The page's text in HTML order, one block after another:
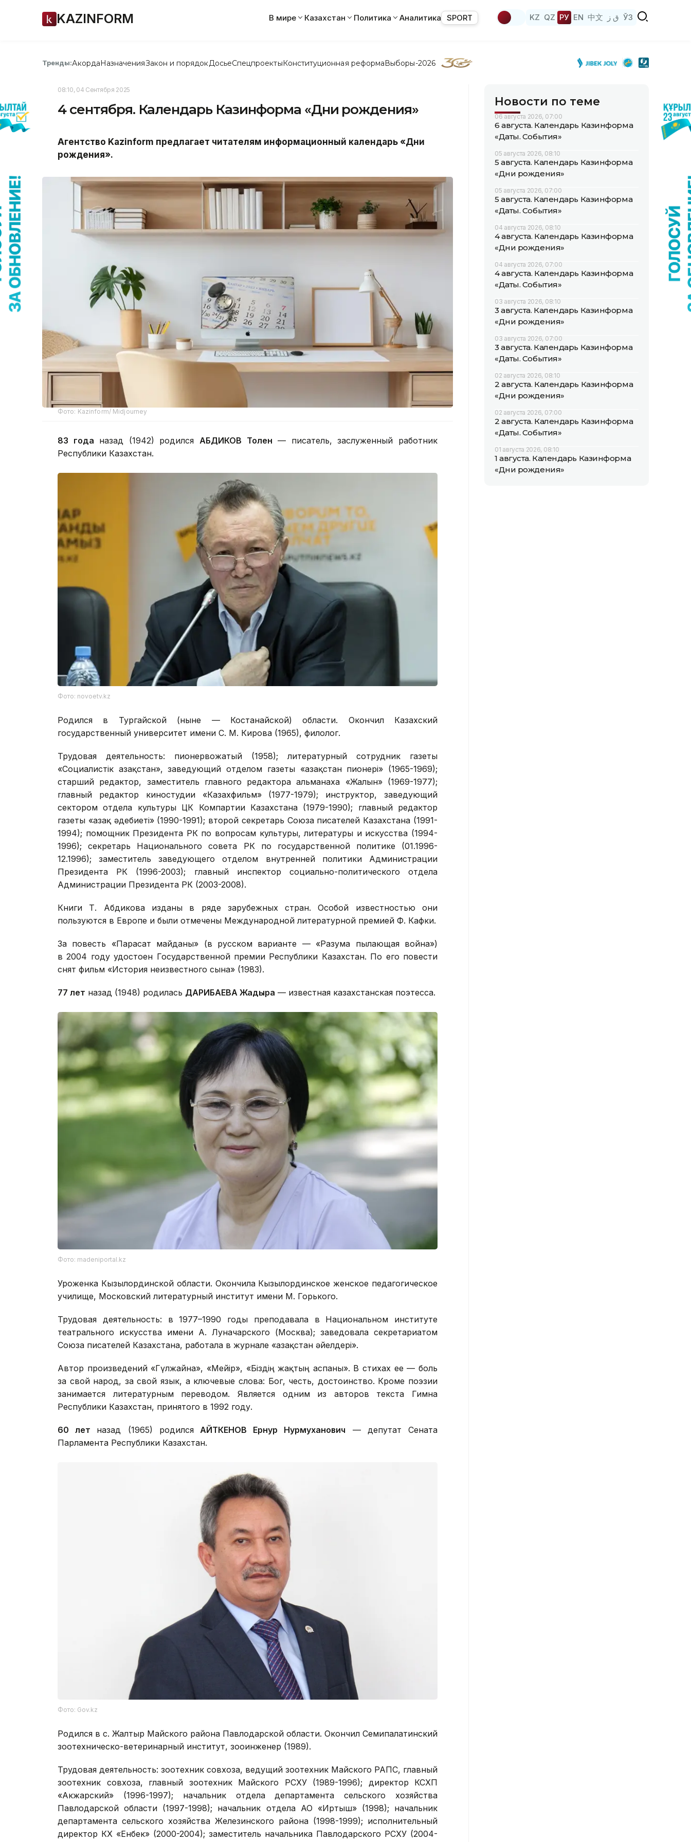
KAZINFORM В мире Казахстан Политика Аналитика SPORT KZ QZ РУ EN 中文 ق ز ЎЗ
Тренды:АкордаНазначенияЗакон и порядок ДосьеСпецпроектыКонституционная реформаВыборы-2026
08:10, 04 Сентября 2025
4 сентября. Календарь Казинформа «Дни рождения»
Агентство Kazinform предлагает читателям информационный календарь «Дни
рождения».
Фото: Kazinform/ Midjourney
83 года назад (1942) родилсяАБДИКОВ Толен — писатель, заслуженный работник
Республики Казахстан.
Фото: novoetv.kz
Родился в Тургайской (ныне — Костанайской) области. Окончил Казахский
государственный университет имени С. М. Кирова (1965), филолог.
Трудовая деятельность: пионервожатый (1958); литературный сотрудник газеты
«Социалистік Қазақстан», заведующий отделом газеты «Қазақстан пионері» (1965-1969);
старший редактор, заместитель главного редактора альманаха «Жалын» (1969-1977);
главный редактор киностудии «Казахфильм» (1977-1979); инструктор, заведующий
сектором отдела культуры ЦК Компартии Казахстана (1979-1990); главный редактор
газеты «Қазақ әдебиеті» (1990-1991); второй секретарь Союза писателей Казахстана (1991-
1994); помощник Президента РК по вопросам культуры, литературы и искусства (1994-
1996); секретарь Национального совета РК по государственной политике (01.1996-
12.1996); заместитель заведующего отделом внутренней политики Администрации
Президента РК (1996-2003); главный инспектор социально-политического отдела
Администрации Президента РК (2003-2008).
Книги Т. Абдикова изданы в ряде зарубежных стран. Особой известностью они
пользуются в Европе и были отмечены Международной литературной премией Ф. Кафки.
За повесть «Парасат майданы» (в русском варианте — «Разума пылающая война»)
в 2004 году удостоен Государственной премии Республики Казахстан. По его повести
снят фильм «История неизвестного сына» (1983).
77 лет назад (1948) родилась ДАРИБАЕВА Жадыра — известная казахстанская поэтесса.
Фото: madeniportal.kz
Уроженка Кызылординской области. Окончила Кызылординское женское педагогическое
училище, Московский литературный институт имени М. Горького.
Трудовая деятельность: в 1977–1990 годы преподавала в Национальном институте
театрального искусства имени А. Луначарского (Москва); заведовала секретариатом
Союза писателей Казахстана, работала в журнале «Қазақстан әйелдері».
Автор произведений «Гүлжайна», «Мейір», «Біздің жақтың аспаны». В стихах ее — боль
за свой народ, за свой язык, а ключевые слова: Бог, честь, достоинство. Кроме поэзии
занимается литературным переводом. Является одним из авторов текста Гимна
Республики Казахстан, принятого в 1992 году.
60 лет назад (1965) родилсяАЙТКЕНОВ Ернур Нурмуханович — депутат Сената
Парламента Республики Казахстан.
Фото: Gov.kz
Родился в с. Жалтыр Майского района Павлодарской области. Окончил Семипалатинский
зоотехническо-ветеринарный институт, зооинженер (1989).
Трудовая деятельность: зоотехник совхоза, ведущий зоотехник Майского РАПС, главный
зоотехник совхоза, главный зоотехник Майского РСХУ (1989-1996); директор КСХП
«Акжарский» (1996-1997); начальник отдела департамента сельского хозяйства
Павлодарской области (1997-1998); начальник отдела АО «Иртыш» (1998); начальник
департамента сельского хозяйства Железинского района (1998-1999); исполнительный
директор КХ «Енбек» (2000-2004); заместитель начальника Павлодарского РСХУ (2004-
Новости по теме
06 августа 2026, 07:00
6 августа. Календарь Казинформа
«Даты. События»
05 августа 2026, 08:10
5 августа. Календарь Казинформа
«Дни рождения»
05 августа 2026, 07:00
5 августа. Календарь Казинформа
«Даты. События»
04 августа 2026, 08:10
4 августа. Календарь Казинформа
«Дни рождения»
04 августа 2026, 07:00
4 августа. Календарь Казинформа
«Даты. События»
03 августа 2026, 08:10
3 августа. Календарь Казинформа
«Дни рождения»
03 августа 2026, 07:00
3 августа. Календарь Казинформа
«Даты. События»
02 августа 2026, 08:10
2 августа. Календарь Казинформа
«Дни рождения»
02 августа 2026, 07:00
2 августа. Календарь Казинформа
«Даты. События»
01 августа 2026, 08:10
1 августа. Календарь Казинформа
«Дни рождения»